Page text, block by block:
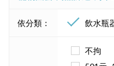
依分類： 飲水瓶
不拘